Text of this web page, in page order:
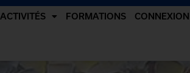
ACTIVITÉS FORMATIONS CONNEXION